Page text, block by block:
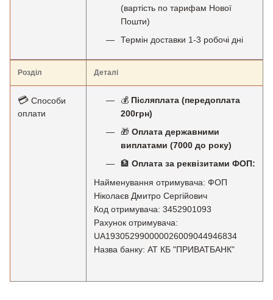
(вартість по тарифам Нової
Пошти)
Термін доставки 1-3 робочі дні
Розділ Деталі
💳 Способи
оплати
💰 Післяплата (передоплата
200грн)
🎁 Оплата державними
виплатами (7000 до року)
🏦 Оплата за реквізитами ФОП:
Найменування отримувача: ФОП
Ніколаєв Дмитро Сергійович
Код отримувача: 3452901093
Рахунок отримувача:
UA193052990000026009044946834
Назва банку: АТ КБ "ПРИВАТБАНК"